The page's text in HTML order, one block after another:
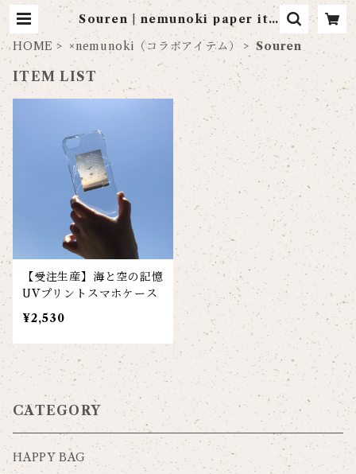
Souren | nemunoki paper ite
m
HOME
×nemunoki（コラボアイテム） Souren
ITEM LIST
【受注生産】海と空の記憶
UVプリントスマホケース
¥2,530
CATEGORY
HAPPY BAG